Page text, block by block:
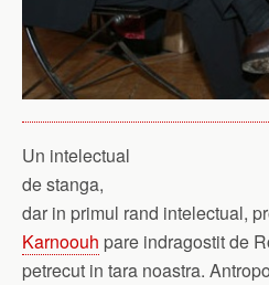
Un intelectual
de stanga,
dar in primul rand intelectual,
Karnoouh pare indragostit de
petrecut in tara noastra.